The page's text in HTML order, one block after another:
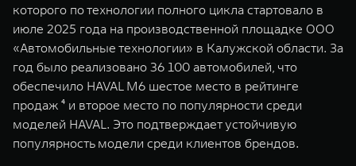
которого по технологии полного цикла стартовало в
июле 2025 года на производственной площадке ООО
«Автомобильные технологии» в Калужской области. За
год было реализовано 36 100 автомобилей, что
обеспечило HAVAL M6 шестое место в рейтинге
продаж ⁴ и второе место по популярности среди
моделей HAVAL. Это подтверждает устойчивую
популярность модели среди клиентов брендов.